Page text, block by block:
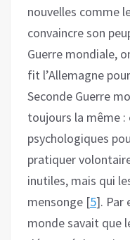
nouvelles comme
convaincre son
Guerre mondiale,
fit l’Allemagne
Seconde Guerre
toujours la même :
psychologiques
pratiquer
inutiles, mais qui
mensonge [5]. Par
monde savait que